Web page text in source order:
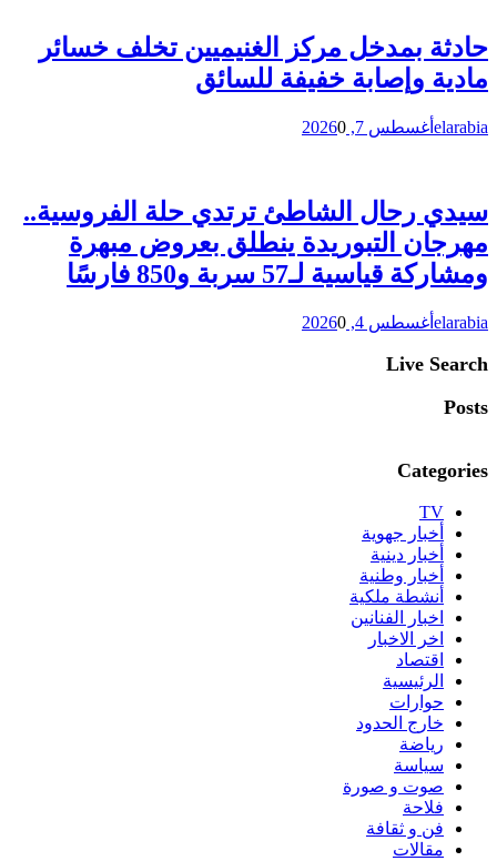
حادثة بمدخل مركز الغنيميين تخلف خسائر
مادية وإصابة خفيفة للسائق
elarabia أغسطس 7, 2026 0
سيدي رحال الشاطئ ترتدي حلة الفروسية..
مهرجان التبوريدة ينطلق بعروض مبهرة
ومشاركة قياسية لـ57 سربة و850 فارسًا
elarabia أغسطس 4, 2026 0
Live Search
Posts
Categories
TV
أخبار جهوية
أخبار دينية
أخبار وطنية
أنشطة ملكية
اخبار الفنانين
اخر الاخبار
اقتصاد
الرئيسية
حوارات
خارج الحدود
رياضة
سياسة
صوت و صورة
فلاحة
فن و ثقافة
مقالات